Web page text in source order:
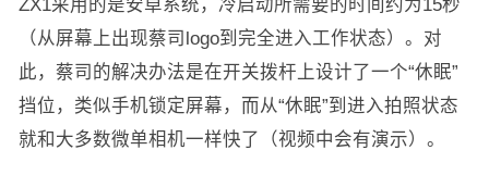
ZX1采用的是安卓系统，冷启动所需要的时间约为15秒
（从屏幕上出现蔡司logo到完全进入工作状态）。对
此，蔡司的解决办法是在开关拨杆上设计了一个“休眠”
挡位，类似手机锁定屏幕，而从“休眠”到进入拍照状态
就和大多数微单相机一样快了（视频中会有演示）。